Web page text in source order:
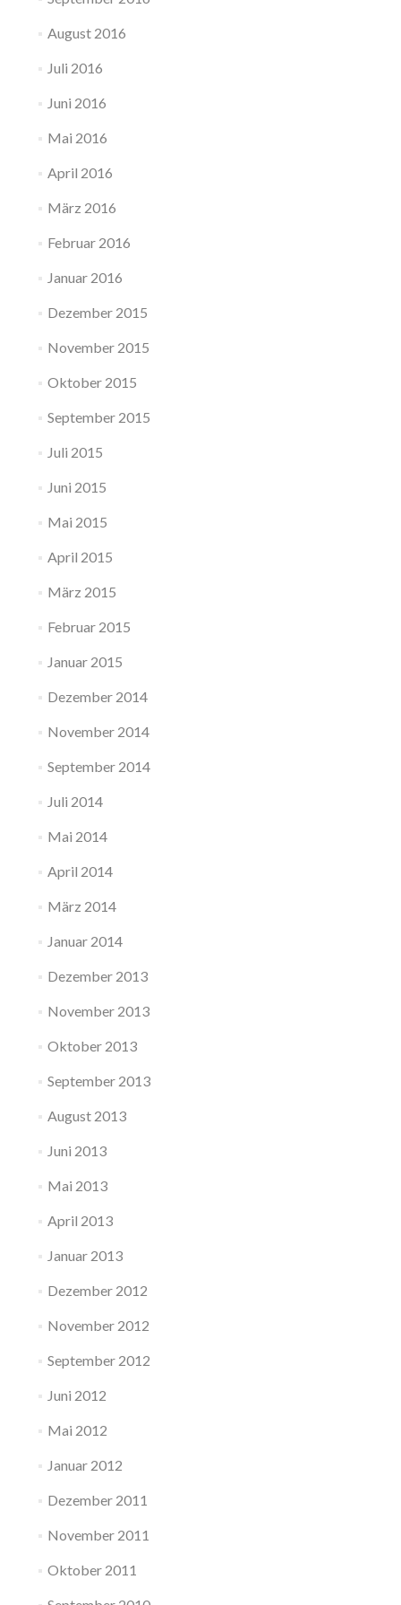
August 2016
Juli 2016
Juni 2016
Mai 2016
April 2016
März 2016
Februar 2016
Januar 2016
Dezember 2015
November 2015
Oktober 2015
September 2015
Juli 2015
Juni 2015
Mai 2015
April 2015
März 2015
Februar 2015
Januar 2015
Dezember 2014
November 2014
September 2014
Juli 2014
Mai 2014
April 2014
März 2014
Januar 2014
Dezember 2013
November 2013
Oktober 2013
September 2013
August 2013
Juni 2013
Mai 2013
April 2013
Januar 2013
Dezember 2012
November 2012
September 2012
Juni 2012
Mai 2012
Januar 2012
Dezember 2011
November 2011
Oktober 2011